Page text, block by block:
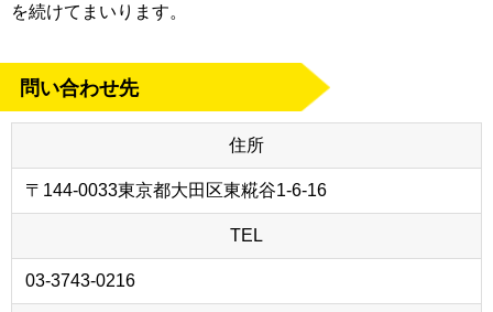
を続けてまいります。
問い合わせ先
住所
〒144-0033東京都大田区東糀谷1-6-16
TEL
03-3743-0216